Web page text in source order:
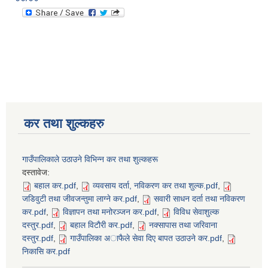
कर तथा शुल्कहरु
गाउँपालिकाले उठाउने विभिन्न कर तथा शुल्कहरू
दस्तावेज:
बहाल कर.pdf, व्यवसाय दर्ता, नविकरण कर तथा शुल्क.pdf,
जडिवुटी तथा जीवजन्तुमा लाग्ने कर.pdf,
सवारी साधन दर्ता तथा नविकरण
कर.pdf, विज्ञापन तथा मनोरञ्जन कर.pdf,
विविध सेवाशुल्क
दस्तुर.pdf, बहाल विटाैरी कर.pdf,
नक्सापास तथा जरिवाना
दस्तुर.pdf, गाउँपालिका अाफैले सेवा दिए बापत उठाउने कर.pdf,
निकासि कर.pdf